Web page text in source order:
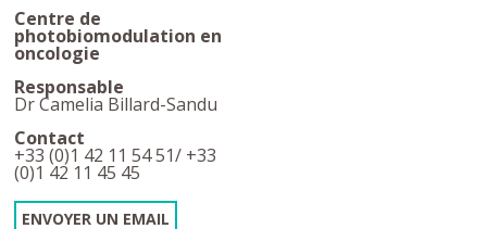
Centre de
photobiomodulation en
oncologie
Responsable
Dr Camelia Billard-Sandu
Contact
+33 (0)1 42 11 54 51/ +33
(0)1 42 11 45 45
ENVOYER UN EMAIL